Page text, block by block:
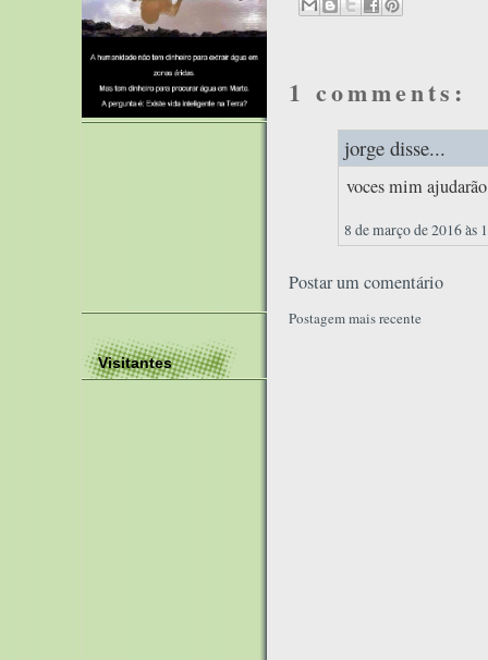
Visitantes
1 comments:
jorge disse...
voces mim
8 de março de 2016 às
Postar um comentário
Postagem mais recente